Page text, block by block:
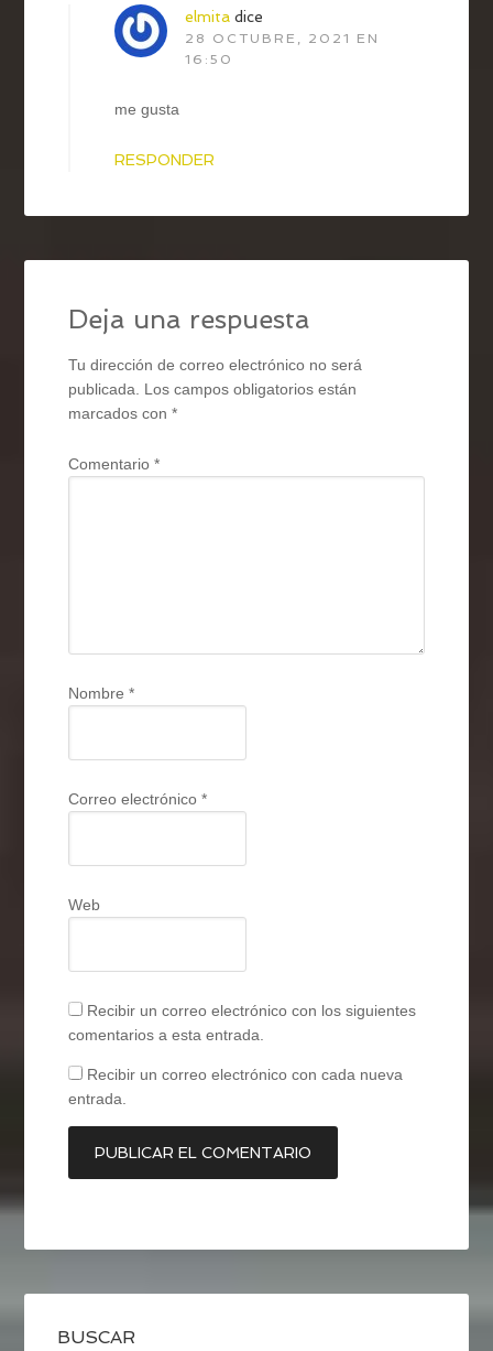
elmita dice
28 OCTUBRE, 2021 EN
16:50
me gusta
RESPONDER
Deja una respuesta
Tu dirección de correo electrónico no será
publicada.
Los campos obligatorios están
marcados con*
Comentario*
Nombre*
Correo electrónico*
Web
Recibir un correo electrónico con los siguientes
comentarios a esta entrada.
Recibir un correo electrónico con cada nueva
entrada.
BUSCAR